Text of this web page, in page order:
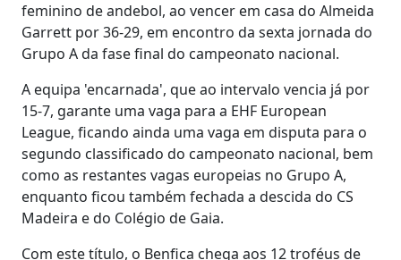
feminino de andebol, ao vencer em casa do Almeida
Garrett por 36-29, em encontro da sexta jornada do
Grupo A da fase final do campeonato nacional.
A equipa 'encarnada', que ao intervalo vencia já por
15-7, garante uma vaga para a EHF European
League, ficando ainda uma vaga em disputa para o
segundo classificado do campeonato nacional, bem
como as restantes vagas europeias no Grupo A,
enquanto ficou também fechada a descida do CS
Madeira e do Colégio de Gaia.
Com este título, o Benfica chega aos 12 troféus de